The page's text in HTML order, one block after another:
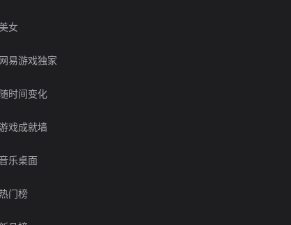
女
网易游戏独家
随时间变化
戏成就墙
乐桌面
门榜